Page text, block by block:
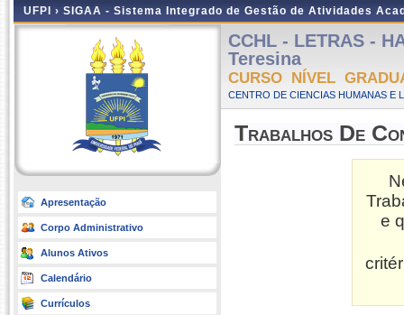
UFPI › SIGAA - Sistema Integrado de Gestão de Atividades
Apresentação
Corpo Administrativo
Alunos Ativos
Calendário
Currículos
CCHL - LETRAS -
Teresina
CURSO NÍVEL
CENTRO DE CIENCIAS HUMANAS E
Trabalhos De
e